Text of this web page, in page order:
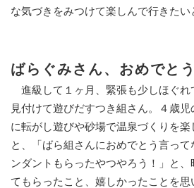
な気づきをみつけて楽しんで行きたい
ばらぐみさん、おめでと
進級して１ヶ月、緊張も少しほぐれ
見付けて遊びだすつき組さん。４歳
に転がし遊びや砂場で温泉づくりを楽
と、「ばら組さんにおめでとう言っ
ンダントもらったやつやろう！」と
てもらったこと、嬉しかったことを思